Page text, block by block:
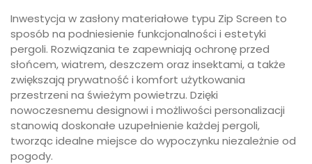
Inwestycja w zasłony materiałowe typu Zip Screen to
sposób na podniesienie funkcjonalności i estetyki
pergoli. Rozwiązania te zapewniają ochronę przed
słońcem, wiatrem, deszczem oraz insektami, a także
zwiększają prywatność i komfort użytkowania
przestrzeni na świeżym powietrzu. Dzięki
nowoczesnemu designowi i możliwości personalizacji
stanowią doskonałe uzupełnienie każdej pergoli,
tworząc idealne miejsce do wypoczynku niezależnie od
pogody.